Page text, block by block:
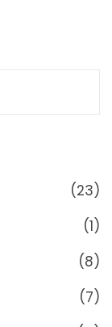
(23)
(1)
(8)
(7)